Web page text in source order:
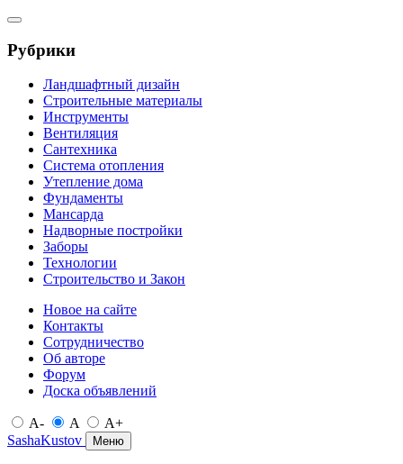
Рубрики
Ландшафтный дизайн
Строительные материалы
Инструменты
Вентиляция
Сантехника
Система отопления
Утепление дома
Фундаменты
Мансарда
Надворные постройки
Заборы
Технологии
Строительство и Закон
Новое на сайте
Контакты
Сотрудничество
Об авторе
Форум
Доска объявлений
A- A
A+
SashaKustov
Меню